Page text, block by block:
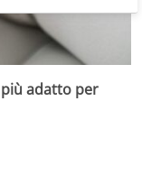
adatto per